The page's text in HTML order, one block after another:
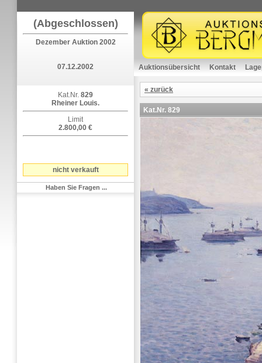
(Abgeschlossen)
Dezember Auktion 2002
07.12.2002
Kat.Nr. 829
Rheiner Louis.
Limit
2.800,00 €
nicht verkauft
Haben Sie Fragen ...
Auktionsübersicht Kontakt
« zurück
Kat.Nr. 829